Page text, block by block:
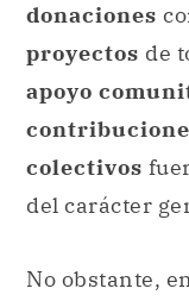
donaciones
proyectos de
apoyo
colectivos
del carácter
No obstante,